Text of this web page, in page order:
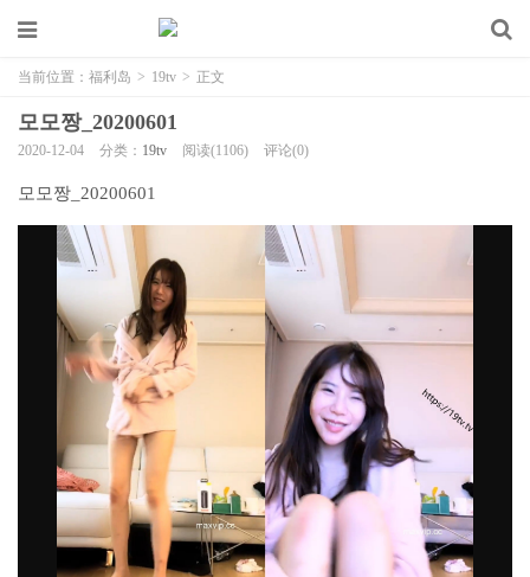
当前位置： 福利岛 > 19tv > 正文
모모짱_20200601
2020-12-04 分类： 19tv 阅读(1106) 评论(0)
모모짱_20200601